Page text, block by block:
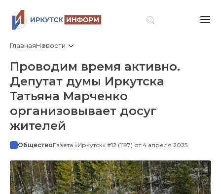
ГлавнаяНовости
Проводим время активно.
Депутат думы Иркутска
Татьяна Марченко
организовывает досуг
жителей
ОбществоГазета «Иркутск» #12 (1197) от 4 апреля 2025